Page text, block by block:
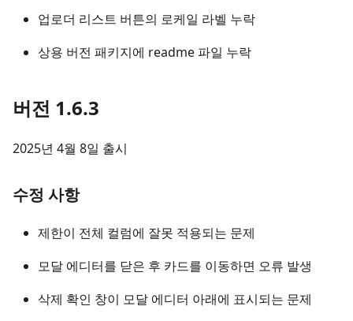
업로더 리스트 버튼의 로케일 라벨 누락
상용 버전 패키지에 readme 파일 누락
버전 1.6.3
2025년 4월 8일 출시
수정 사항
제한이 전체 컬럼에 잘못 적용되는 문제
모달 에디터를 닫은 후 카드를 이동하면 오류 발생
삭제 확인 창이 모달 에디터 아래에 표시되는 문제